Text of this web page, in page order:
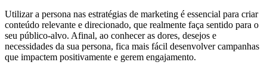
Utilizar a persona nas estratégias de marketing é essencial para criar
conteúdo relevante e direcionado, que realmente faça sentido para o
seu público-alvo. Afinal, ao conhecer as dores, desejos e
necessidades da sua persona, fica mais fácil desenvolver campanhas
que impactem positivamente e gerem engajamento.